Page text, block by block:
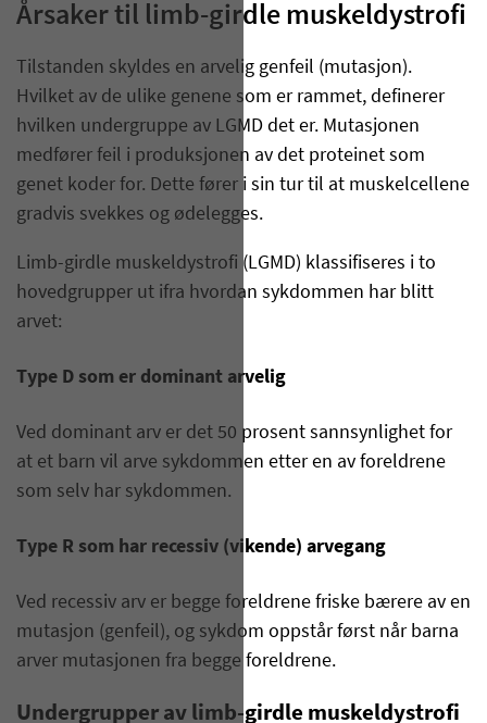
Årsaker til limb-girdle muskeldystrofi
Tilstanden skyldes en arvelig genfeil (mutasjon).
Hvilket av de ulike genene som er rammet, definerer
hvilken undergruppe av LGMD det er. Mutasjonen
medfører feil i produksjonen av det proteinet som
genet koder for. Dette fører i sin tur til at muskelcellene
gradvis svekkes og ødelegges.
Limb-girdle muskeldystrofi (LGMD) klassifiseres i to
hovedgrupper ut ifra hvordan sykdommen har blitt
arvet:
Type D som er dominant arvelig
Ved dominant arv er det 50 prosent sannsynlighet for
at et barn vil arve sykdommen etter en av foreldrene
som selv har sykdommen.
Type R som har recessiv (vikende) arvegang
Ved recessiv arv er begge foreldrene friske bærere av en
mutasjon (genfeil), og sykdom oppstår først når barna
arver mutasjonen fra begge foreldrene.
Undergrupper av limb-girdle muskeldystrofi